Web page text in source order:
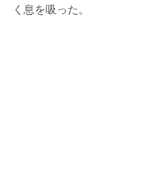
く息を吸った。